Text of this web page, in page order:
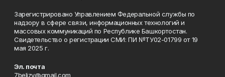
Зарегистрировано Управлением Федеральной службы по
надзору в сфере связи, информационных технологий и
массовых коммуникаций по Республике Башкортостан.
Свидетельство о регистрации СМИ: ПИ №ТУ02-01799 от 19
мая 2025 г.
Эл. почта
7belizv@gmail.com